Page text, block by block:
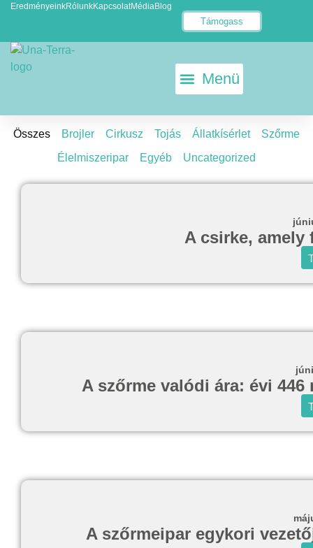
EredményeinkRólunkKapcsolatMédiaBlog
Támogass
Brojler Cirkusz Tojás Állatkísérlet
Szőrme
Élelmiszeripar
Egyéb Uncategorized
Összes
A csirke, amely
A szőrme valódi ára: évi
A szőrmeipar egykori